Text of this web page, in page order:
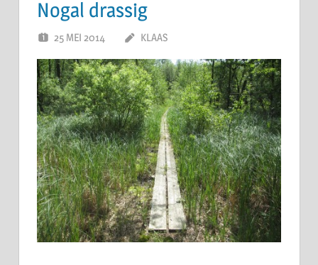
Nogal drassig
25 MEI 2014 KLAAS